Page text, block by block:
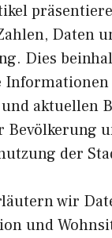
Daten
Dies
aktuellen
Bevölkerung
der
wir
und